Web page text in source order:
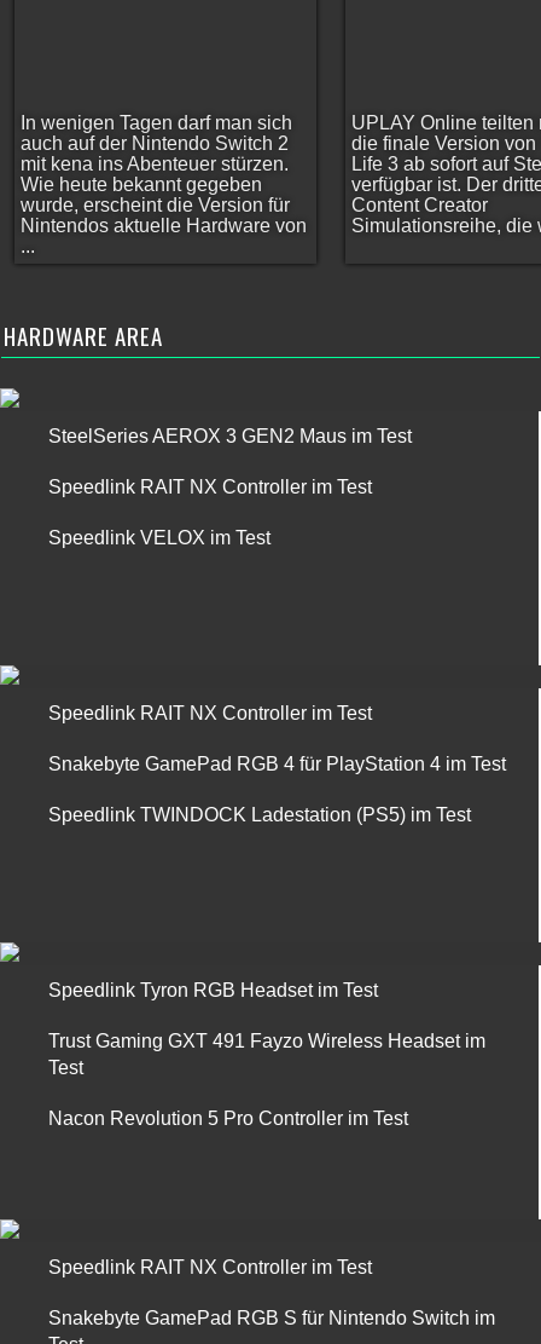
In wenigen Tagen darf man sich
auch auf der Nintendo Switch 2
mit kena ins Abenteuer stürzen.
Wie heute bekannt gegeben
wurde, erscheint die Version für
Nintendos aktuelle Hardware von
...
UPLAY Online teilten
die finale Version von
Life 3 ab sofort auf
verfügbar ist. Der
Content Creator
Simulationsreihe, die
HARDWARE AREA
SteelSeries AEROX 3 GEN2 Maus im Test
Speedlink RAIT NX Controller im Test
Speedlink VELOX im Test
Speedlink RAIT NX Controller im Test
Snakebyte GamePad RGB 4 für PlayStation 4 im Test
Speedlink TWINDOCK Ladestation (PS5) im Test
Speedlink Tyron RGB Headset im Test
Trust Gaming GXT 491 Fayzo Wireless Headset im
Test
Nacon Revolution 5 Pro Controller im Test
Speedlink RAIT NX Controller im Test
Snakebyte GamePad RGB S für Nintendo Switch im